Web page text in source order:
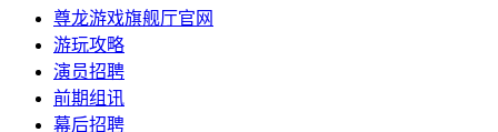
尊龙游戏旗舰厅官网
​游玩攻略
​演员招聘
​前期组讯
​幕后招聘